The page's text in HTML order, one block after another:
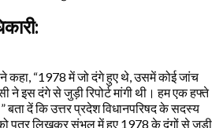
कहा, “1978 में जो दंगे हुए थे, उसमें कोई जांच
ने इस दंगे से जुड़ी रिपोर्ट मांगी थी। हम एक हफ्ते
दें कि उत्तर प्रदेश विधानपरिषद के सदस्य
को पत्र लिखकर संभल में हुए 1978 के दंगों से जुड़ी